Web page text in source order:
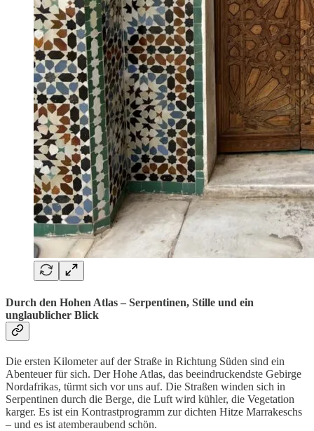
Durch den Hohen Atlas – Serpentinen, Stille und ein
unglaublicher Blick
Die ersten Kilometer auf der Straße in Richtung Süden sind ein
Abenteuer für sich. Der Hohe Atlas, das beeindruckendste Gebirge
Nordafrikas, türmt sich vor uns auf. Die Straßen winden sich in
Serpentinen durch die Berge, die Luft wird kühler, die Vegetation
karger. Es ist ein Kontrastprogramm zur dichten Hitze Marrakeschs
– und es ist atemberaubend schön.